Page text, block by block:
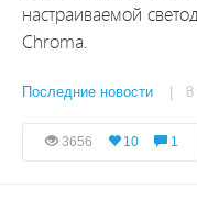
настраиваемой
Chroma.
Последние новости | 8
3656 10 1